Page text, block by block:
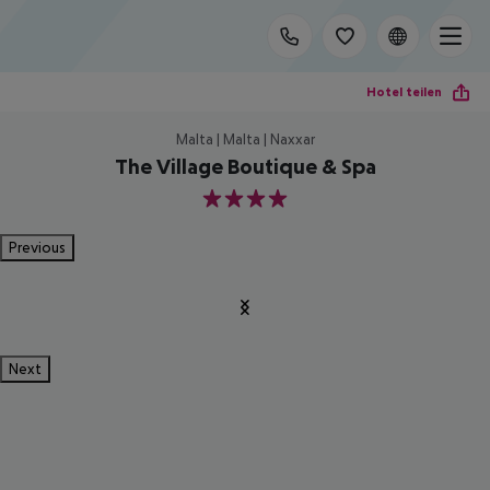
Hotel teilen
Malta | Malta | Naxxar
The Village Boutique & Spa
4
Previous
Next